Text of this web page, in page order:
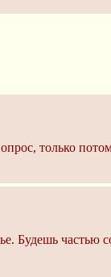
только
Будешь частью